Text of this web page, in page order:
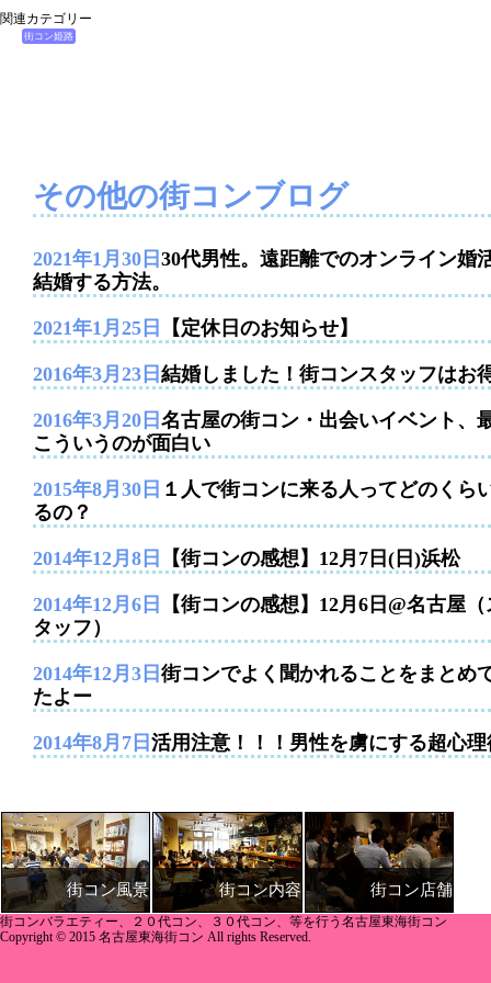
関連カテゴリー
街コン姫路
その他の街コンブログ
2021年1月30日 30代男性。遠距離でのオンライン婚
結婚する方法。
2021年1月25日 【定休日のお知らせ】
2016年3月23日 結婚しました！街コンスタッフはお
2016年3月20日 名古屋の街コン・出会いイベント、
こういうのが面白い
2015年8月30日 １人で街コンに来る人ってどのくら
るの？
2014年12月8日 【街コンの感想】12月7日(日)浜松
2014年12月6日
【街コンの感想】12月6日@名古屋（
タッフ）
2014年12月3日 街コンでよく聞かれることをまとめ
たよー
2014年8月7日 活用注意！！！男性を虜にする超心理
街コン風景 街コン内容 街コン店舗
街コンバラエティー、２０代コン、３０代コン、等を行う名古屋東海街コン
Copyright © 2015 名古屋東海街コン All rights Reserved.